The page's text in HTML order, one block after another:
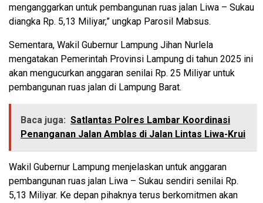
menganggarkan untuk pembangunan ruas jalan Liwa – Sukau
diangka Rp. 5,13 Miliyar,” ungkap Parosil Mabsus.
Sementara, Wakil Gubernur Lampung Jihan Nurlela
mengatakan Pemerintah Provinsi Lampung di tahun 2025 ini
akan mengucurkan anggaran senilai Rp. 25 Miliyar untuk
pembangunan ruas jalan di Lampung Barat.
Baca juga: Satlantas Polres Lambar Koordinasi
Penanganan Jalan Amblas di Jalan Lintas Liwa-Krui
Wakil Gubernur Lampung menjelaskan untuk anggaran
pembangunan ruas jalan Liwa – Sukau sendiri senilai Rp.
5,13 Miliyar. Ke depan pihaknya terus berkomitmen akan